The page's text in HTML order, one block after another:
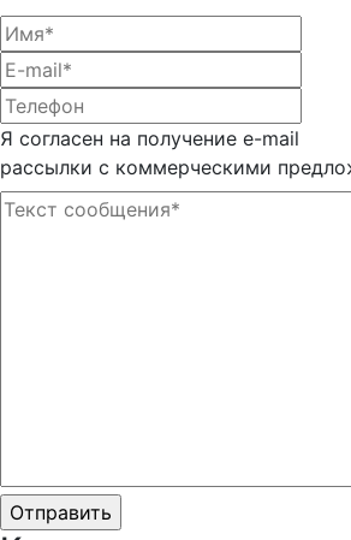
Я согласен на получение e-mail
рассылки с коммерческими